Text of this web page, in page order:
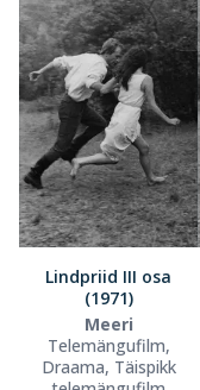
Lindpriid III osa
(1971)
Meeri
Telemängufilm,
Draama, Täispikk